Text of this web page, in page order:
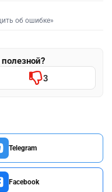
об ошибке»
3
Telegram
Facebook